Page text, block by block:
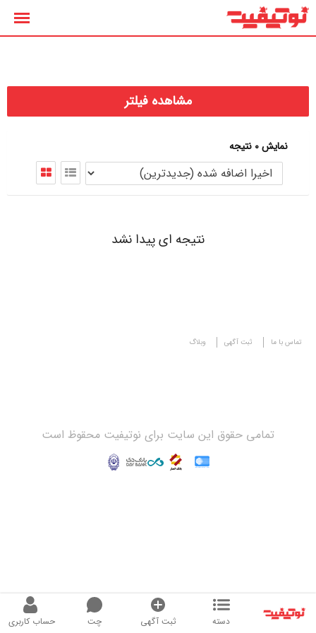
پرش
دسته ثبت آگهی چت حساب کاربری
مشاهده فیلتر
نمایش 0 نتیجه
نتیجه ای پیدا نشد
تماس با ما ثبت آگهی وبلاگ
تمامی حقوق این سایت برای نوتیفیت محقوظ است